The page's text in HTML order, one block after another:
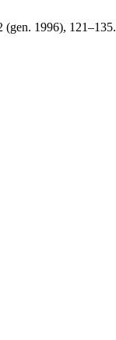
(gen. 1996), 121–135.